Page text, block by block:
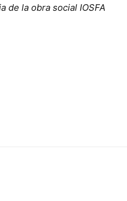
de la obra social IOSFA